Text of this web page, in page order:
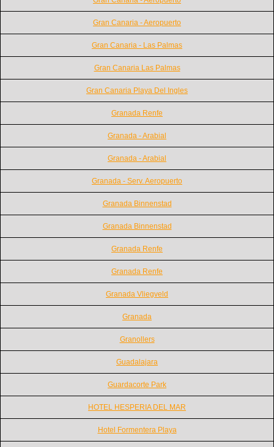
Gran Canaria - Aeropuerto
Gran Canaria - Las Palmas
Gran Canaria Las Palmas
Gran Canaria Playa Del Ingles
Granada Renfe
Granada - Arabial
Granada - Arabial
Granada - Serv. Aeropuerto
Granada Binnenstad
Granada Binnenstad
Granada Renfe
Granada Renfe
Granada Vliegveld
Granada
Granollers
Guadalajara
Guardacorte Park
HOTEL HESPERIA DEL MAR
Hotel Formentera Playa